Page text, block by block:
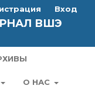
ВШЭ
О НАС
Вход